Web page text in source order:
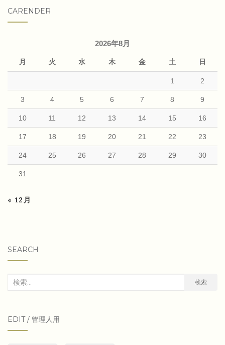
CARENDER
2026年8月
月 火 水 木 金 土 日
1 2
3 4 5 6 7 8 9
10 11 12 13 14 15 16
17 18 19 20 21 22 23
24 25 26 27 28 29 30
31
« 12月
SEARCH
検
象:
検索
EDIT / 管理人用